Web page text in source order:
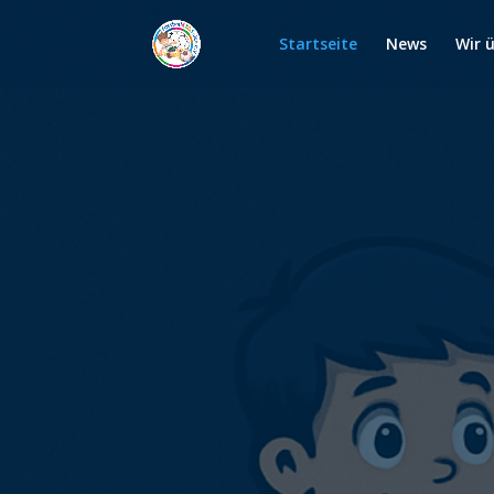
Startseite News Wir